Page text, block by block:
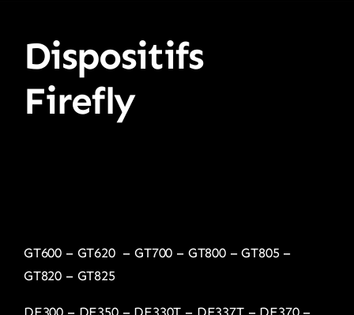
Dispositifs
Firefly
GT600 – GT620–GT700 – GT800–GT805–
GT820 – GT825
DE300 – DE350– DE330T – DE337T– DE370–